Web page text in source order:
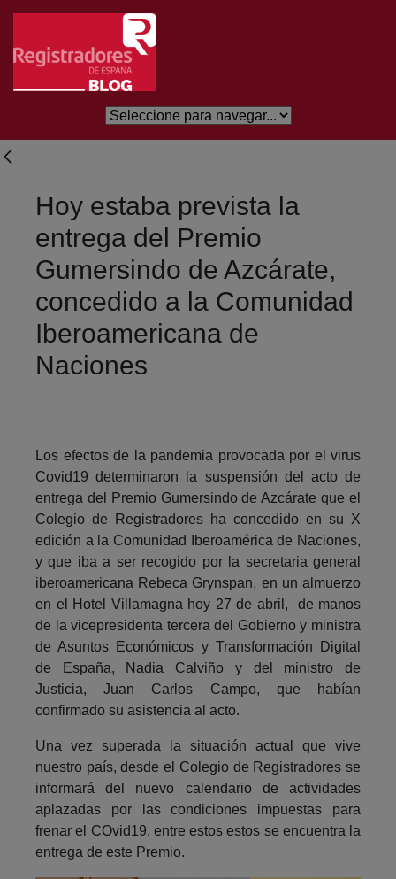
Skip to Main Content
Hoy estaba prevista la
entrega del Premio
Gumersindo de Azcárate,
concedido a la Comunidad
Iberoamericana de
Naciones
Los efectos de la pandemia provocada por el virus
Covid19 determinaron la suspensión del acto de
entrega del Premio Gumersindo de Azcárate que el
Colegio de Registradores ha concedido en su X
edición a la Comunidad Iberoamérica de Naciones,
y que iba a ser recogido por la secretaria general
iberoamericana Rebeca Grynspan, en un almuerzo
en el Hotel Villamagna hoy 27 de abril, de manos
de la vicepresidenta tercera del Gobierno y ministra
de Asuntos Económicos y Transformación Digital
de España, Nadia Calviño y del ministro de
Justicia, Juan Carlos Campo, que habían
confirmado su asistencia al acto.
Una vez superada la situación actual que vive
nuestro país, desde el Colegio de Registradores se
informará del nuevo calendario de actividades
aplazadas por las condiciones impuestas para
frenar el COvid19, entre estos estos se encuentra la
entrega de este Premio.